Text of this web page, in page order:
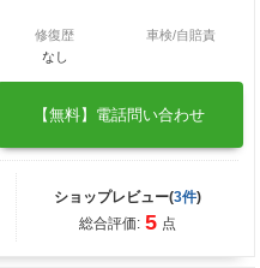
修復歴
なし
車検/自賠責
【無料】電話問い合わせ
ショップレビュー(3件)
総合評価: 5 点